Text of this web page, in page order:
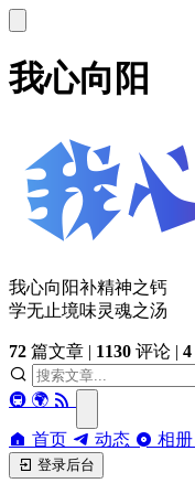
我心向阳
我心向阳补精神之钙
学无止境味灵魂之汤
72 篇文章 | 1130 评论 | 4
🚇 🌍
首页 动态 相册
登录后台